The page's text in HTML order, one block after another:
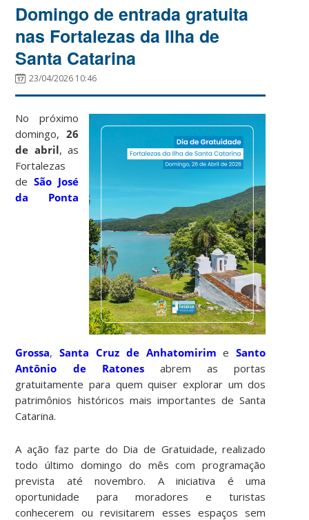
Domingo de entrada gratuita
nas Fortalezas da Ilha de
Santa Catarina
23/04/2026 10:46
No próximo
domingo,26
de abril, as
Fortalezas
deSão José
da Ponta
Grossa,Santa Cruz de Anhatomirim eSanto
Antônio de Ratonesabrem as portas
gratuitamente para quem quiser explorar um dos
patrimônios históricos mais importantes de Santa
Catarina.
A ação faz parte do Dia de Gratuidade, realizado
todo último domingo do mês com programação
prevista até novembro. A iniciativa é uma
oportunidade para moradores e turistas
conhecerem ou revisitarem esses espaços sem